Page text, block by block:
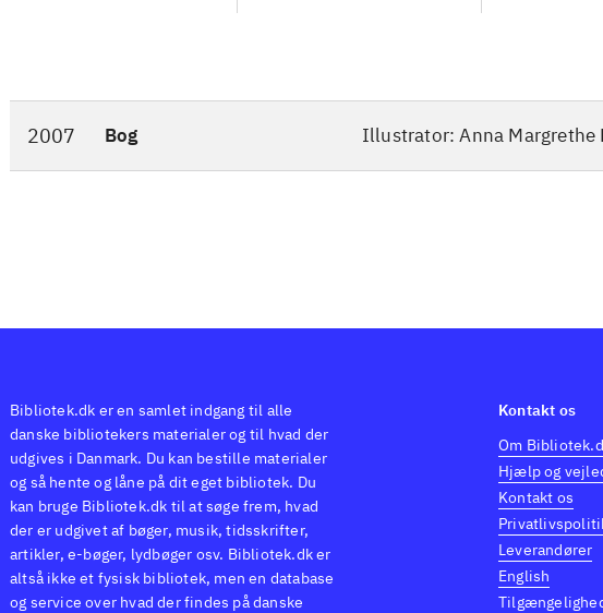
2007 Bog Illustrator: Anna
Bibliotek.dk er en samlet indgang til alle
danske bibliotekers materialer og til hvad der
udgives i Danmark. Du kan bestille materialer
og så hente og låne på dit eget bibliotek. Du
kan bruge Bibliotek.dk til at søge frem, hvad
der er udgivet af bøger, musik, tidsskrifter,
artikler, e-bøger, lydbøger osv. Bibliotek.dk er
altså ikke et fysisk bibliotek, men en database
og service over hvad der findes på danske
Kontakt os
Om
Hjælp og
Kontakt os
Leverandører
English